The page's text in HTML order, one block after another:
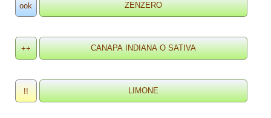
ook
++
!!